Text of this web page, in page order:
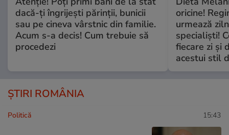
dacă-ți îngrijești părinții, bunicii
sau pe cineva vârstnic din familie.
Acum s-a decis! Cum trebuie să
procedezi
oricine!
urmează
specialiști!
fiecare zi și
acestui stil
ȘTIRI ROMÂNIA
Politică 15:43